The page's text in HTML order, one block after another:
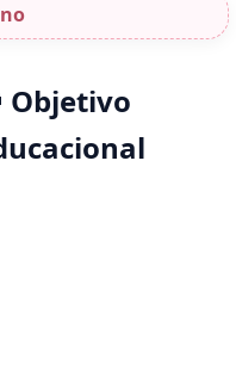
Objetivo